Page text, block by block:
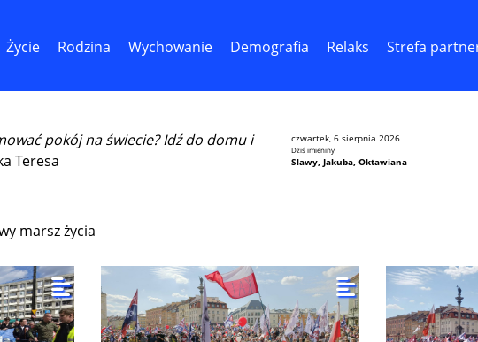
Życie Rodzina Wychowanie Demografia Relaks Strefa
pokój na świecie? Idź do domu i
Teresa
czwartek, 6 sierpnia 2026
Dziś imieniny
Slawy, Jakuba, Oktawiana
marsz życia